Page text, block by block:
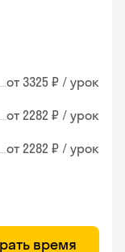
от 3325 ₽ / урок
от 2282 ₽ / урок
от 2282 ₽ / урок
время